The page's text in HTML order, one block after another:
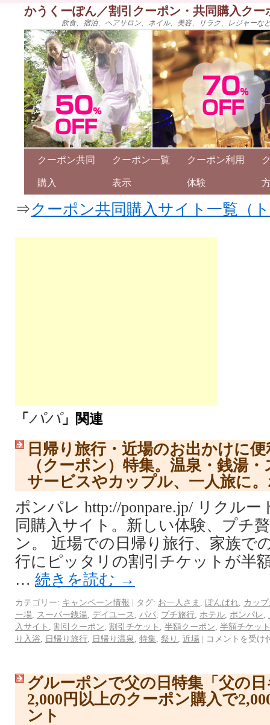
かうくーぽん／割引クーポン・共同購入ク
飲食、宿泊、ヘアサロン、ネイル、美容、リラク、レジャー
クーポン共同
購入
クーポン一覧
表示
クーポン利用
体験
⇒クーポン共同購入サイト一覧（
「 パパ」関連
日帰り旅行・近場のお出かけに
（クーポン）特集。温泉・銭湯
サービスやカップル、一人旅に
ポンパレ http://ponpare.jp/ リクル
同購入サイト。新しい体験、プチ
ン。 近場での日帰り旅行、家族で
行にピッタリの割引チケットが半
… 続きを読む →
カテゴリー: キャンペーン情報 | タグ: お一人さま ぽんぱれ
カッ
ー場
スーパー銭湯 デイユース パパ プチ旅行 ホテル ポンパレ
入サイト
割引クーポン 割引チケット 半額クーポン 半額チケット
り入浴
日帰り旅行 日帰り温泉 特集 祭り 近場 | コメントを受け
グルーポンで父の日特集「父の
2,000円以上のクーポン購入で
ント